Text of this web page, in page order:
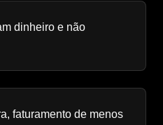
dinheiro e não
faturamento de menos